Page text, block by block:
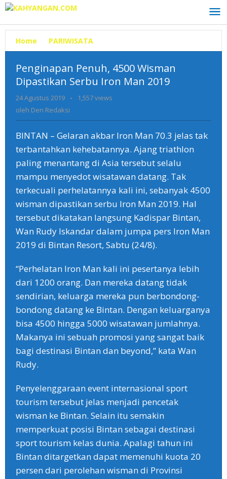
Lewati
konten
Home
PARIWISATA
Penuh,
Wisman
Dipastikan
Penginapan Penuh, 4500 Wisman
Dipastikan Serbu Iron Man 2019
24 Agustus 2019
oleh
-
1,557 views
oleh Den Redaksi
BINTAN – Gelaran akbar Iron Man 70.3 jelas tak
terbantahkan kehebatannya. Ajang triathlon
paling menantang di Asia tersebut selalu
mampu menyedot wisatawan datang. Tak
terkecuali perhelatannya kali ini, sebanyak 4500
wisman dipastikan serbu Iron Man 2019. Hal
tersebut dikatakan langsung Kadispar Bintan,
Wan Rudy Iskandar dalam jumpa pers Iron Man
2019 di Bintan Resort, Sabtu (24/8).
“Perhelatan Iron Man kali ini pesertanya lebih
dari 1200 orang. Dan mereka datang tidak
sendirian, keluarga mereka pun berbondong-
bondong datang ke Bintan. Dengan keluarganya
bisa 4500 hingga 5000 wisatawan jumlahnya.
Makanya ini sebuah promosi yang sangat baik
bagi destinasi Bintan dan beyond,” kata Wan
Rudy.
Penyelenggaraan event internasional sport
tourism tersebut jelas menjadi pencetak
wisman ke Bintan. Selain itu semakin
memperkuat posisi Bintan sebagai destinasi
sport tourism kelas dunia. Apalagi tahun ini
Bintan ditargetkan dapat memenuhi kuota 20
persen dari perolehan wisman di Provinsi